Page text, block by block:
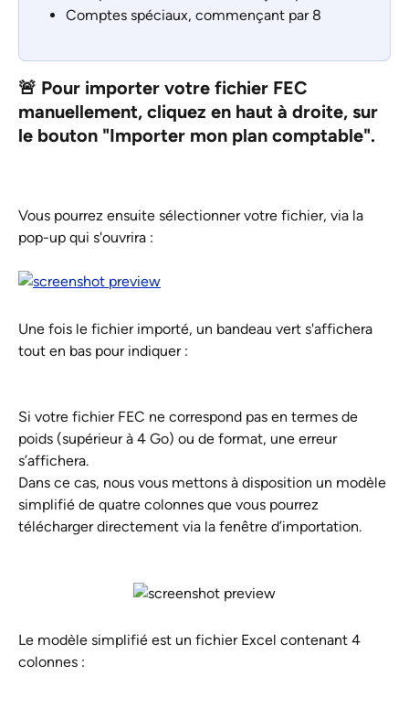
Comptes spéciaux, commençant par 8
🚨 Pour importer votre fichier FEC
manuellement, cliquez en haut à droite, sur
le bouton "Importer mon plan comptable".
Vous pourrez ensuite sélectionner votre fichier, via la
pop-up qui s'ouvrira :
Une fois le fichier importé, un bandeau vert s'affichera
tout en bas pour indiquer :
Si votre fichier FEC ne correspond pas en termes de
poids (supérieur à 4 Go) ou de format, une erreur
s’affichera.
Dans ce cas, nous vous mettons à disposition un modèle
simplifié de quatre colonnes que vous pourrez
télécharger directement via la fenêtre d’importation.
Le modèle simplifié est un fichier Excel contenant 4
colonnes :